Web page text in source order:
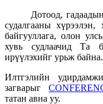
Дотоод, гадаадын
судалгааны
байгууллага, олон
хувь судлаачид Та
ирүүлэхийг урьж байна.
Илтгэлийн
загварыг
татан авна уу.